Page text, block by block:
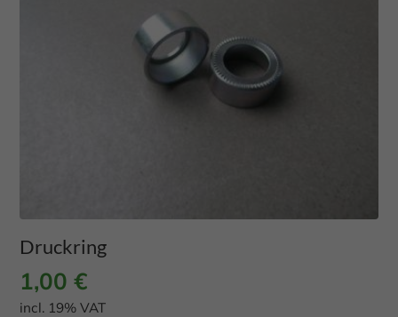
Druckring
1,00€
incl. 19% VAT